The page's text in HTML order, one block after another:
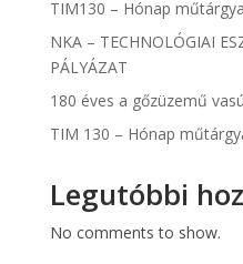
TIM130 – Hónap
NKA – TECHNOLÓGIAI
PÁLYÁZAT
180 éves a gőzüzemű
TIM 130 – Hónap
Legutóbbi
No comments to show.